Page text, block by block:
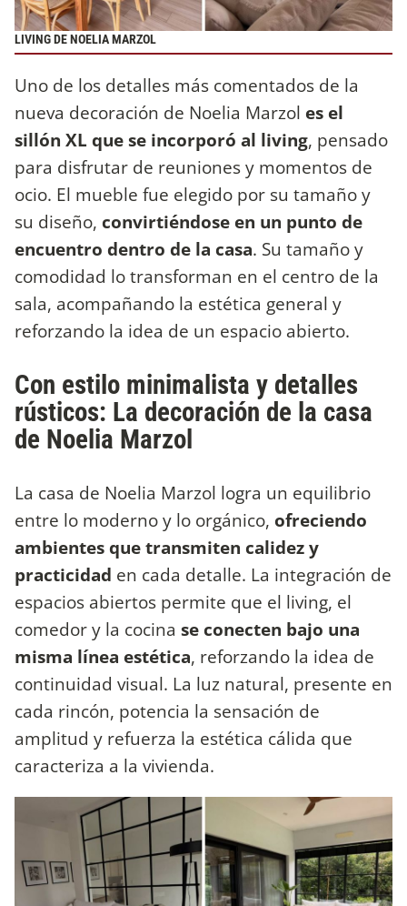
LIVING DE NOELIA MARZOL
Uno de los detalles más comentados de la
nueva decoración de Noelia Marzol es el
sillón XL que se incorporó al living, pensado
para disfrutar de reuniones y momentos de
ocio. El mueble fue elegido por su tamaño y
su diseño, convirtiéndose en un punto de
encuentro dentro de la casa. Su tamaño y
comodidad lo transforman en el centro de la
sala, acompañando la estética general y
reforzando la idea de un espacio abierto.
Con estilo minimalista y detalles
rústicos: La decoración de la casa
de Noelia Marzol
La casa de Noelia Marzol logra un equilibrio
entre lo moderno y lo orgánico, ofreciendo
ambientes que transmiten calidez y
practicidad en cada detalle. La integración de
espacios abiertos permite que el living, el
comedor y la cocina se conecten bajo una
misma línea estética, reforzando la idea de
continuidad visual. La luz natural, presente en
cada rincón, potencia la sensación de
amplitud y refuerza la estética cálida que
caracteriza a la vivienda.